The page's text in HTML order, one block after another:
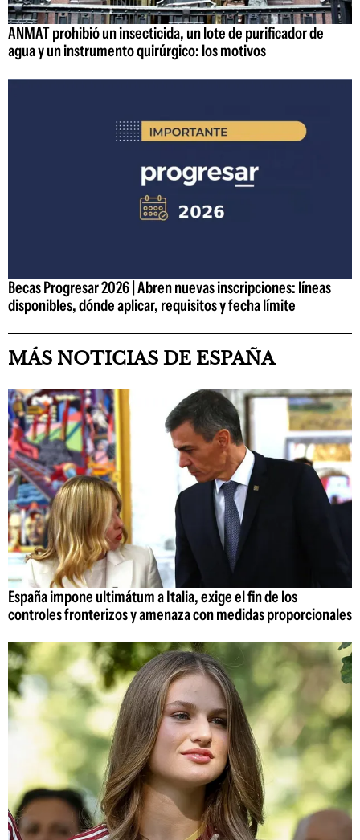
ANMAT prohibió un insecticida, un lote de purificador de
agua y un instrumento quirúrgico: los motivos
Becas Progresar 2026 | Abren nuevas inscripciones: líneas
disponibles, dónde aplicar, requisitos y fecha límite
MÁS NOTICIAS DE ESPAÑA
España impone ultimátum a Italia, exige el fin de los
controles fronterizos y amenaza con medidas proporcionales